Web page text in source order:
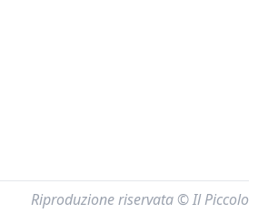
Riproduzione riservata © Il Piccolo